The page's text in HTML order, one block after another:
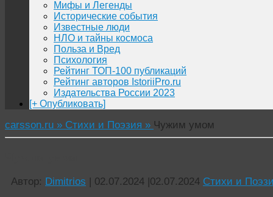
Мифы и Легенды
Исторические события
Известные люди
НЛО и тайны космоса
Польза и Вред
Психология
Рейтинг ТОП-100 публикаций
Рейтинг авторов IstoriiPro.ru
Издательства России 2023
[+ Опубликовать]
carsson.ru » Стихи и Поэзия » Чужим умом
Автор: Dimitrios | 02.07.2024 |02.07.2024 Стихи и